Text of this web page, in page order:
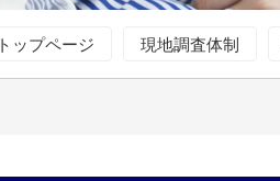
トップページ 現地調査体制